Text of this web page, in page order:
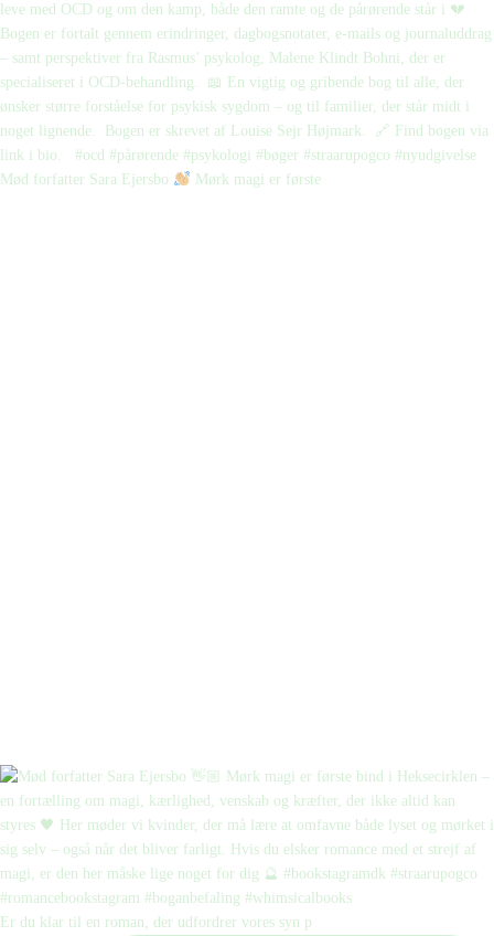
Mød forfatter Sara Ejersbo Mørk magi er første
Er du klar til en roman, der udfordrer vores syn p